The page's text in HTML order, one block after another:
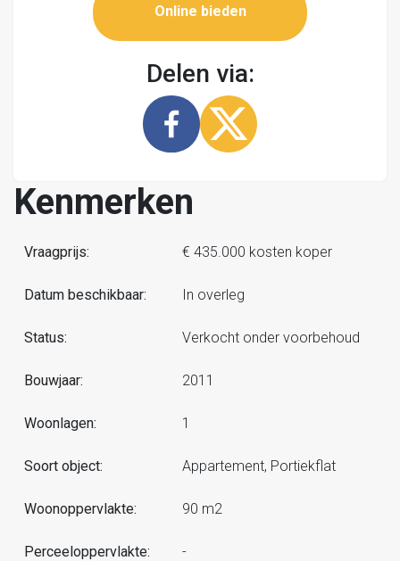
Kenmerken
Vraagprijs: € 435.000 kosten koper
Datum beschikbaar: In overleg
Status: Verkocht onder voorbehoud
Bouwjaar: 2011
Woonlagen: 1
Soort object: Appartement, Portiekflat
Woonoppervlakte: 90 m2
Perceeloppervlakte: -
Online bieden
Delen via: